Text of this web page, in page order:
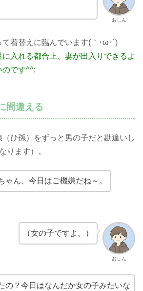
おしん
着替えに臨んでいます(｀･ω･´)ゞ
入れる都合上、妻が出入りできるよ
のです^^;
間違える
ひ孫）をずっと男の子だと勘違いし
ります）。
ゃん、今日はご機嫌だね～。
おしん
（女の子ですよ。）
の？今日はなんだか女の子みたいな